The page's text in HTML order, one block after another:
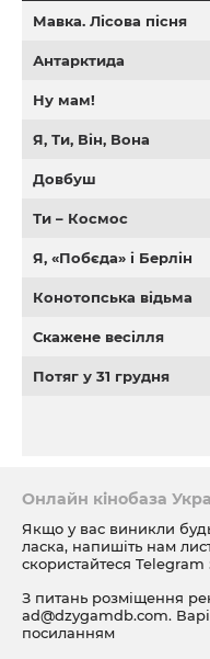
Мавка. Лісова пісня
Антарктида
Ну мам!
Я, Ти, Він, Вона
Довбуш
Ти – Космос
Я, «Побєда» і Берлін
Конотопська відьма
Скажене весілля
Потяг у 31 грудня
Онлайн кінобаза
Якщо у вас виникли
ласка, напишіть нам
скористайтеся
З питань розміщення
ad@dzygamdb.com.
посиланням